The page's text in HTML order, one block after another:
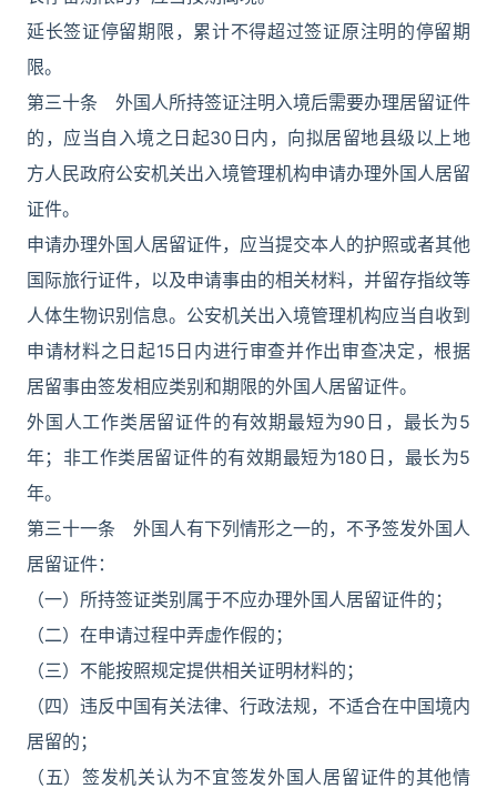
延长签证停留期限，累计不得超过签证原注明的停留期
限。
第三十条 外国人所持签证注明入境后需要办理居留证件
的，应当自入境之日起30日内，向拟居留地县级以上地
方人民政府公安机关出入境管理机构申请办理外国人居留
证件。
申请办理外国人居留证件，应当提交本人的护照或者其他
国际旅行证件，以及申请事由的相关材料，并留存指纹等
人体生物识别信息。公安机关出入境管理机构应当自收到
申请材料之日起15日内进行审查并作出审查决定，根据
居留事由签发相应类别和期限的外国人居留证件。
外国人工作类居留证件的有效期最短为90日，最长为5
年；非工作类居留证件的有效期最短为180日，最长为5
年。
第三十一条 外国人有下列情形之一的，不予签发外国人
居留证件：
（一）所持签证类别属于不应办理外国人居留证件的；
（二）在申请过程中弄虚作假的；
（三）不能按照规定提供相关证明材料的；
（四）违反中国有关法律、行政法规，不适合在中国境内
居留的；
（五）签发机关认为不宜签发外国人居留证件的其他情